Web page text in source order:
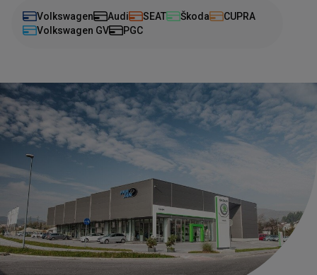
Volkswagen Audi SEAT Škoda
CUPRA
Volkswagen GV
PGC